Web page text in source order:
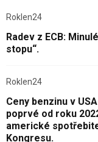
Roklen24
Radev z ECB:
stopu“.
Roklen24
Ceny benzinu v
poprvé od roku
americké
Kongresu.